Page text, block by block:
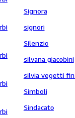
Signora
signori
Silenzio
silvana giacobini
silvia vegetti
Simboli
Sindacato